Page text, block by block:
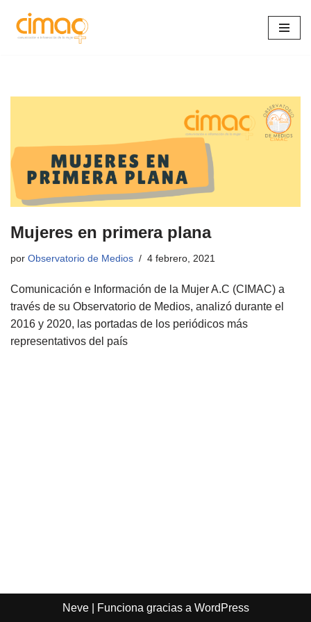
Saltar
Mujeres en primera plana
por Observatorio de Medios 4 febrero, 2021
Comunicación e Información de la Mujer A.C (CIMAC) a
través de su Observatorio de Medios, analizó durante el
2016 y 2020, las portadas de los periódicos más
representativos del país
Neve| Funciona gracias a WordPress